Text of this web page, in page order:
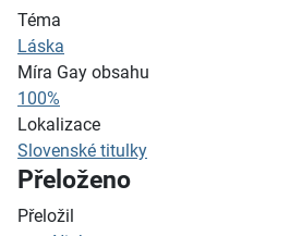
Téma
Láska
Míra Gay obsahu
100%
Lokalizace
Slovenské titulky
Přeloženo
Přeložil